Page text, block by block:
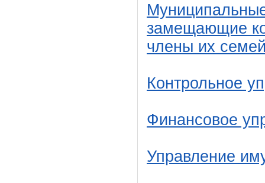
замещающие
члены их
Контрольное
Финансовое
Управление